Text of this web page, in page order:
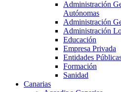
Administración
Autónomas
Administración
Administración
Educación
Empresa Privada
Entidades
Formación
Sanidad
Canarias